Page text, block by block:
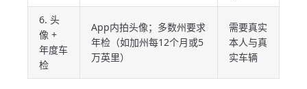
6. 头
像 +
年度车
检
App内拍头像；多数州要求
年检（如加州每12个月或5
万英里）
需要真实
本人与真
实车辆